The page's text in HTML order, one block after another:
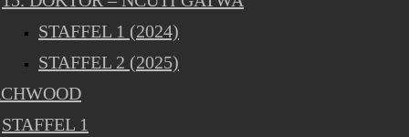
STAFFEL 1 (2024)
STAFFEL 2 (2025)
STAFFEL 1